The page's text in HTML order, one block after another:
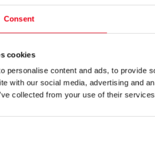
Consent
cookies
personalise content and ads, to provide
with our social media, advertising and
collected from your use of their